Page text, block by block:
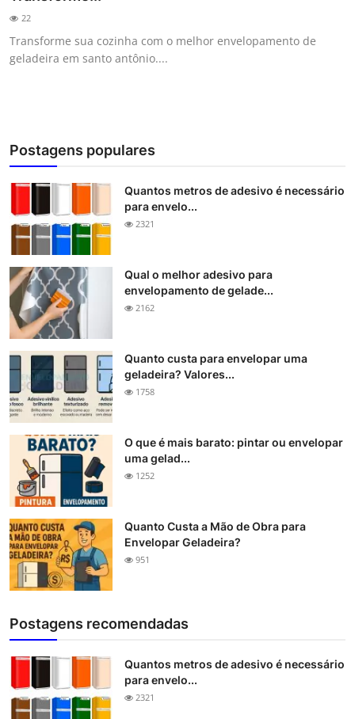
22
Transforme sua cozinha com o melhor envelopamento de
geladeira em santo antônio....
Postagens populares
Quantos metros de adesivo é necessário
para envelo...
2321
Qual o melhor adesivo para
envelopamento de gelade...
2162
Quanto custa para envelopar uma
geladeira? Valores...
1758
O que é mais barato: pintar ou envelopar
uma gelad...
1252
Quanto Custa a Mão de Obra para
Envelopar Geladeira?
951
Postagens recomendadas
Quantos metros de adesivo é necessário
para envelo...
2321